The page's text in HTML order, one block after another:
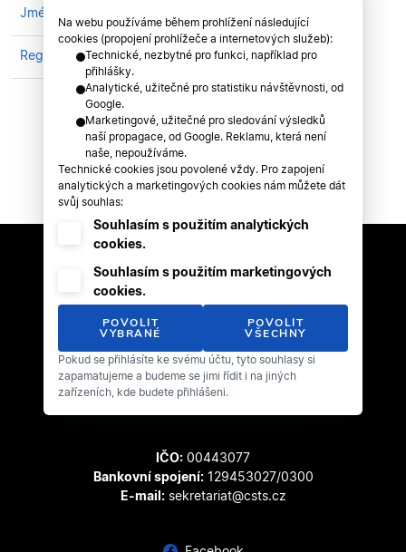
Jméno
Registrován v klubu TK FORTUNA ZLÍN z.s.
Český svaz tanečního sportu
Zátopkova 100/2
169 00 Praha 6 - Břevnov
IČO: 00443077
Bankovní spojení:129453027/0300
E-mail:sekretariat@csts.cz
Na webu používáme během prohlížení následující
cookies (propojení prohlížeče a internetových služeb):
Technické, nezbytné pro funkci, například pro
přihlášky.
Analytické, užitečné pro statistiku návštěvnosti, od
Google.
Marketingové, užitečné pro sledování výsledků
naší propagace, od Google. Reklamu, která není
naše, nepoužíváme.
Technické cookies jsou povolené vždy. Pro zapojení
analytických a marketingových cookies nám můžete dát
svůj souhlas:
Souhlasím s použitím analytických
cookies.
Souhlasím s použitím marketingových
cookies.
POVOLIT
VYBRANÉ
POVOLIT
VŠECHNY
Pokud se přihlásíte ke svému účtu, tyto souhlasy si
zapamatujeme a budeme se jimi řídit i na jiných
zařízeních, kde budete přihlášeni.